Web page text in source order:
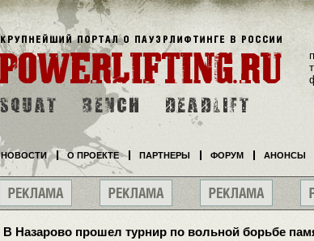
В Назарово прошел турнир по вольной борьбе
НОВОСТИ О ПРОЕКТЕ ПАРТНЕРЫ ФОРУМ АНОНСЫ